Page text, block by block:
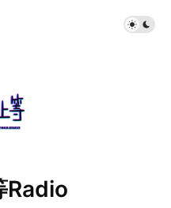
Radio